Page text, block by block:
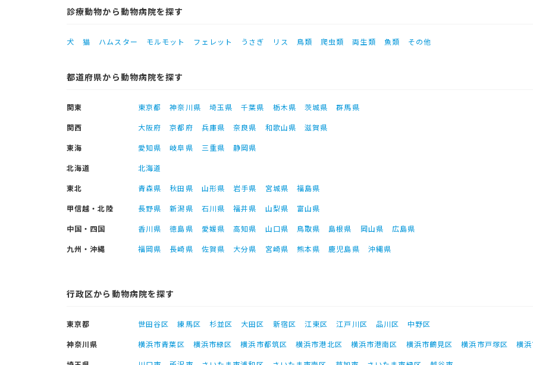
診療動物から動物病院を探す
犬 猫 ハムスター モルモット フェレット うさぎ リス 鳥類 爬虫類 両生類 魚類 その他
都道府県から動物病院を探す
関東 東京都 神奈川県 埼玉県 千葉県 栃木県 茨城県
群馬県
関西
大阪府 京都府 兵庫県 奈良県 和歌山県
滋賀県
東海
愛知県 岐阜県 三重県
静岡県
北海道
北海道
東北
青森県 秋田県 山形県 岩手県 宮城県
福島県
甲信越・北陸
長野県 新潟県 石川県 福井県 山梨県
富山県
中国・四国
香川県 徳島県 愛媛県 高知県 山口県 鳥取県 島根県 岡山県
広島県
九州・沖縄
福岡県 長崎県 佐賀県 大分県 宮崎県 熊本県 鹿児島県 沖縄県
行政区から動物病院を探す
東京都 世田谷区 練馬区 杉並区 大田区 新宿区 江東区 江戸川区 品川区
中野区
神奈川県
横浜市青葉区 横浜市緑区 横浜市都筑区 横浜市港北区 横浜市港南区 横浜市鶴見区 横浜市戸塚区
横